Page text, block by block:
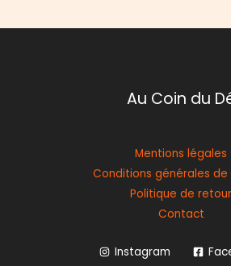
Au Coin du
Mentions légales
Conditions générales
Politique de retour
Contact
Instagram